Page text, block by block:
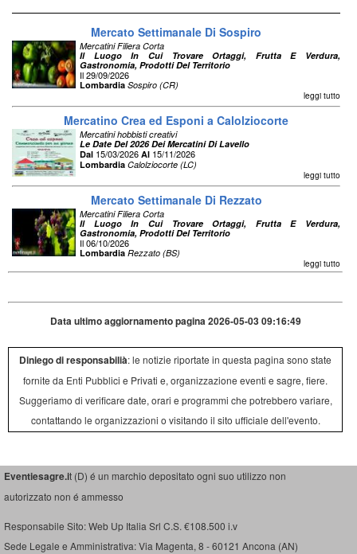
Mercato Settimanale Di Sospiro
Mercatini Filiera Corta
Il Luogo In Cui Trovare Ortaggi, Frutta E Verdura,
Gastronomia, Prodotti Del Territorio
Il 29/09/2026
Lombardia Sospiro (CR)
leggi tutto
Mercatino Crea ed Esponi a Calolziocorte
Mercatini hobbisti creativi
Le Date Del 2026 Dei Mercatini Di Lavello
Dal 15/03/2026 Al 15/11/2026
Lombardia Calolziocorte (LC)
leggi tutto
Mercato Settimanale Di Rezzato
Mercatini Filiera Corta
Il Luogo In Cui Trovare Ortaggi, Frutta E Verdura,
Gastronomia, Prodotti Del Territorio
Il 06/10/2026
Lombardia Rezzato (BS)
leggi tutto
Data ultimo aggiornamento pagina 2026-05-03 09:16:49
Diniego di responsabilià: le notizie riportate in questa pagina sono state
fornite da Enti Pubblici e Privati e, organizzazione eventi e sagre, fiere.
Suggeriamo di verificare date, orari e programmi che potrebbero variare,
contattando le organizzazioni o visitando il sito ufficiale dell'evento.
Eventiesagre.it (D) é un marchio depositato ogni suo utilizzo non
autorizzato non é ammesso
Responsabile Sito: Web Up Italia Srl C.S. €108.500 i.v
Sede Legale e Amministrativa: Via Magenta, 8 - 60121 Ancona (AN)